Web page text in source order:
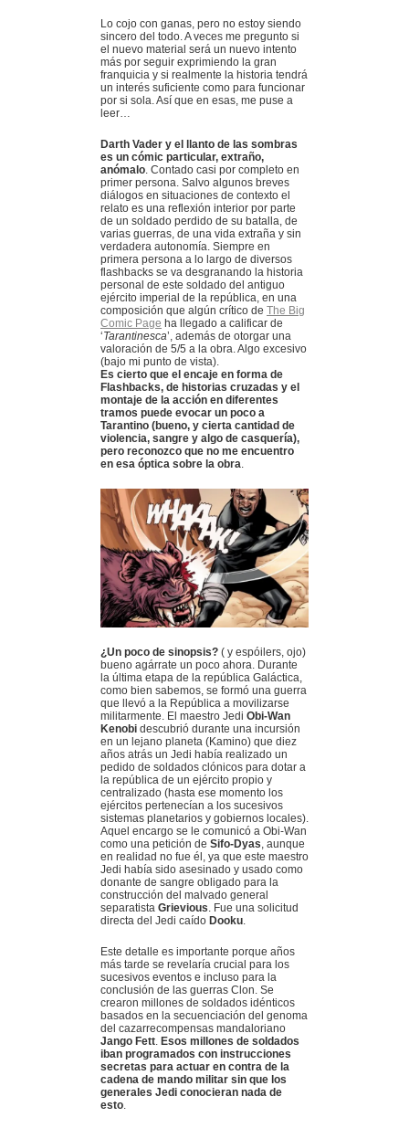
Lo cojo con ganas, pero no estoy siendo
sincero del todo. A veces me pregunto si
el nuevo material será un nuevo intento
más por seguir exprimiendo la gran
franquicia y si realmente la historia tendrá
un interés suficiente como para funcionar
por si sola. Así que en esas, me puse a
leer…
Darth Vader y el llanto de las sombras
es un cómic particular, extraño,
anómalo . Contado casi por completo en
primer persona. Salvo algunos breves
diálogos en situaciones de contexto el
relato es una reflexión interior por parte
de un soldado perdido de su batalla, de
varias guerras, de una vida extraña y sin
verdadera autonomía. Siempre en
primera persona a lo largo de diversos
flashbacks se va desgranando la historia
personal de este soldado del antiguo
ejército imperial de la república, en una
composición que algún crítico de The Big
Comic Page ha llegado a calificar de
‘Tarantinesca’, además de otorgar una
valoración de 5/5 a la obra. Algo excesivo
(bajo mi punto de vista).
Es cierto que el encaje en forma de
Flashbacks, de historias cruzadas y el
montaje de la acción en diferentes
tramos puede evocar un poco a
Tarantino (bueno, y cierta cantidad de
violencia, sangre y algo de casquería),
pero reconozco que no me encuentro
en esa óptica sobre la obra
¿Un poco de sinopsis? ( y espóilers, ojo)
bueno agárrate un poco ahora. Durante
la última etapa de la república Galáctica,
como bien sabemos, se formó una guerra
que llevó a la República a movilizarse
militarmente. El maestro Jedi Obi-Wan
Kenobi descubrió durante una incursión
en un lejano planeta (Kamino) que diez
años atrás un Jedi había realizado un
pedido de soldados clónicos para dotar a
la república de un ejército propio y
centralizado (hasta ese momento los
ejércitos pertenecían a los sucesivos
sistemas planetarios y gobiernos locales).
Aquel encargo se le comunicó a Obi-Wan
como una petición de Sifo-Dyas , aunque
en realidad no fue él, ya que este maestro
Jedi había sido asesinado y usado como
donante de sangre obligado para la
construcción del malvado general
separatista Grievious . Fue una solicitud
directa del Jedi caído Dooku
Este detalle es importante porque años
más tarde se revelaría crucial para los
sucesivos eventos e incluso para la
conclusión de las guerras Clon. Se
crearon millones de soldados idénticos
basados en la secuenciación del genoma
del cazarrecompensas mandaloriano
Jango Fett Esos millones de soldados
iban programados con instrucciones
secretas para actuar en contra de la
cadena de mando militar sin que los
generales Jedi conocieran nada de
esto